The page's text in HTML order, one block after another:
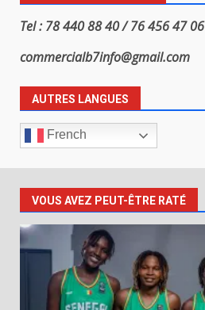
Tel : 78 440 88 40 / 76 456 47 06
commercialb7info@gmail.com
AUTRES LANGUES
French
VOUS AVEZ PEUT-ÊTRE RATÉ